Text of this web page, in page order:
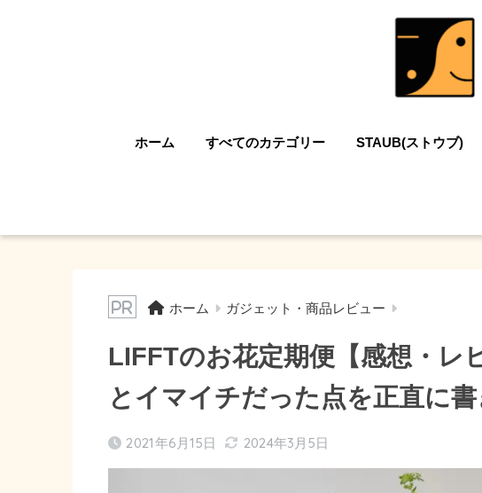
ホーム すべてのカテゴリー STAUB(ストウブ)
ホーム ガジェット・商品レビュー
LIFFTのお花定期便【感想・レ
とイマイチだった点を正直に
2021年6月15日 2024年3月5日